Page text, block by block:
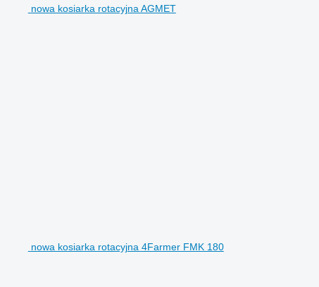
nowa kosiarka rotacyjna AGMET
nowa kosiarka rotacyjna 4Farmer FMK 180